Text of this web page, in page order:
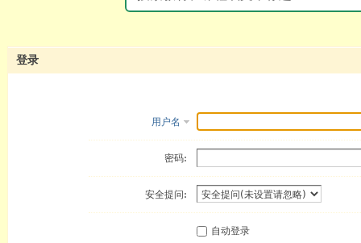
登录
用户名
密码:
安全提问:
自动登录